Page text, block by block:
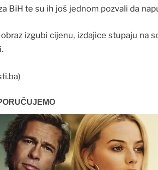
BiH te su ih još jednom pozvali da
obraz izgubi cijenu, izdajice stupaju na